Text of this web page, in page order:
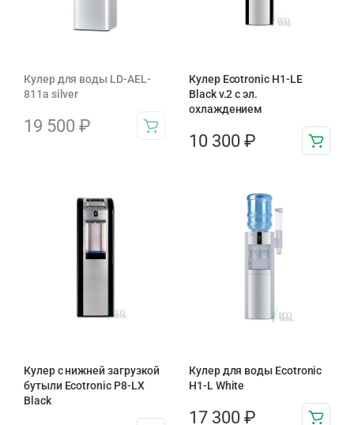
Кулер для воды LD-AEL-
811a silver
19 500 ₽
Кулер Ecotronic H1-LE
Black v.2 с эл.
охлаждением
10 300 ₽
Кулер с нижней загрузкой
бутыли Ecotronic P8-LX
Black
Кулер для воды Ecotronic
H1-L White
17 300 ₽